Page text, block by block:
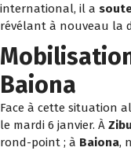
international, il a
révélant à nouveau la
Baiona
Face à cette situation
le mardi 6 janvier. À
rond-point ; à Baiona,